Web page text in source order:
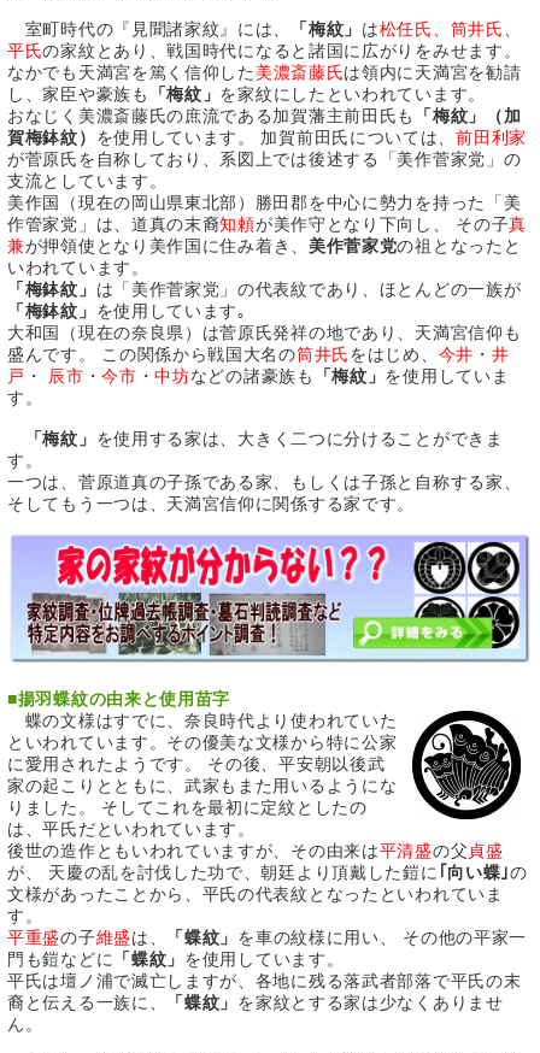
室町時代の『見聞諸家紋』には、 「梅紋」 は松任氏、 筒井氏、
平氏の家紋とあり、戦国時代になると諸国に広がりをみせます。
なかでも天満宮を篤く信仰した 美濃斎藤氏は領内に天満宮を勧請
し、家臣や豪族も
「梅紋」 を家紋にしたといわれています。
おなじく美濃斎藤氏の庶流である加賀藩主前田氏も
「梅紋」（加
賀梅鉢紋） を使用しています。 加賀前田氏については、前田利家
が菅原氏を自称しており、系図上では後述する「美作菅家党」の
支流としています。
美作国（現在の岡山県東北部）勝田郡を中心に勢力を持った「美
作管家党」は、道真の末裔知頼が美作守となり下向し、 その子真
兼が押領使となり美作国に住み着き、 美作菅家党の祖となったと
いわれています。
「梅鉢紋」 は「美作菅家党」の代表紋であり、ほとんどの一族が
「梅鉢紋」 を使用しています｡
大和国（現在の奈良県）は菅原氏発祥の地であり、天満宮信仰も
盛んです。 この関係から戦国大名の筒井氏をはじめ、 今井 ・ 井
戸 ・ 辰市 ・今市 ・中坊などの諸豪族も 「梅紋」 を使用していま
す。
「梅紋」 を使用する家は、大きく二つに分けることができま
す。
一つは、菅原道真の子孫である家、もしくは子孫と自称する家、
そしてもう一つは、天満宮信仰に関係する家です。
■揚羽蝶紋の由来と使用苗字
蝶の文様はすでに、奈良時代より使われていた
といわれています。その優美な文様から特に公家
に愛用されたようです。 その後、平安朝以後武
家の起こりとともに、武家もまた用いるようにな
りました。 そしてこれを最初に定紋としたの
は、平氏だといわれています。
後世の造作ともいわれていますが、その由来は平清盛の父貞盛
が、 天慶の乱を討伐した功で、朝廷より頂戴した鎧に
｢向い蝶｣の
文様があったことから、平氏の代表紋となったといわれていま
す。
平重盛の子維盛は、 「蝶紋」 を車の紋様に用い、 その他の平家一
門も鎧などに
「蝶紋」 を使用しています。
平氏は壇ノ浦で滅亡しますが、各地に残る落武者部落で平氏の末
裔と伝える一族に、
「蝶紋」 を家紋とする家は少なくありませ
ん。